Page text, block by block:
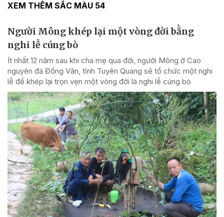
XEM THÊM SẮC MÀU 54
Người Mông khép lại một vòng đời bằng
nghi lễ cúng bò
Ít nhất 12 năm sau khi cha mẹ qua đời, người Mông ở Cao
nguyên đá Đồng Văn, tỉnh Tuyên Quang sẽ tổ chức một nghi
lễ để khép lại trọn vẹn một vòng đời là nghi lễ cúng bò